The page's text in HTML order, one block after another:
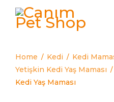
Home / Kedi / Kedi
Yetişkin Kedi Yaş Maması /
Kedi Yaş Maması